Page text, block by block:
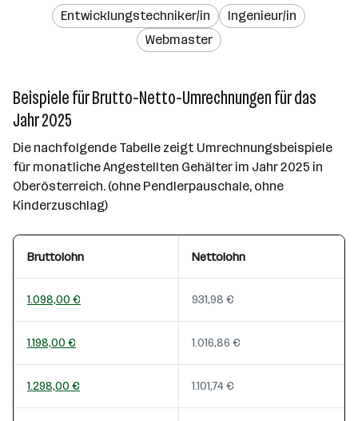
Entwicklungstechniker/in
Ingenieur/in
Webmaster
Beispiele für Brutto-Netto-Umrechnungen für das
Jahr 2025
Die nachfolgende Tabelle zeigt Umrechnungsbeispiele
für monatliche Angestellten Gehälter im Jahr 2025 in
Oberösterreich. (ohne Pendlerpauschale, ohne
Kinderzuschlag)
Bruttolohn Nettolohn
1.098,00 € 931,98 €
1.198,00 € 1.016,86 €
1.298,00 € 1.101,74 €